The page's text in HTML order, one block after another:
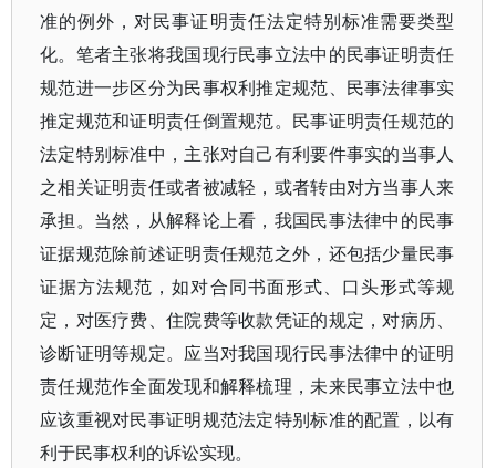
准的例外，对民事证明责任法定特别标准需要类型
化。笔者主张将我国现行民事立法中的民事证明责任
规范进一步区分为民事权利推定规范、民事法律事实
推定规范和证明责任倒置规范。民事证明责任规范的
法定特别标准中，主张对自己有利要件事实的当事人
之相关证明责任或者被减轻，或者转由对方当事人来
承担。当然，从解释论上看，我国民事法律中的民事
证据规范除前述证明责任规范之外，还包括少量民事
证据方法规范，如对合同书面形式、口头形式等规
定，对医疗费、住院费等收款凭证的规定，对病历、
诊断证明等规定。应当对我国现行民事法律中的证明
责任规范作全面发现和解释梳理，未来民事立法中也
应该重视对民事证明规范法定特别标准的配置，以有
利于民事权利的诉讼实现。